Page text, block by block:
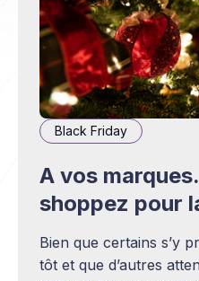
Black Friday
A vos
shoppez pour
Bien que certains s’y
tôt et que d’autres